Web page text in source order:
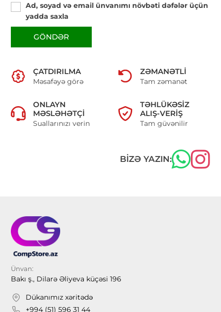
Ad, soyad və email ünvanımı növbəti dəfələr üçün
yadda saxla
GÖNDƏR
ÇATDIRILMA
Məsafəyə görə
ZƏMANƏTLI
Tam zəmanət
ONLAYN
MƏSLƏHƏTÇI
Suallarınızı verin
TƏHLÜKƏSIZ
ALIŞ-VERIŞ
Tam güvənilir
BIZƏ YAZIN:
Ünvan:
Bakı ş., Dilarə Əliyeva küçəsi 196
Dükanımız xəritədə
+994 (51) 596 31 44